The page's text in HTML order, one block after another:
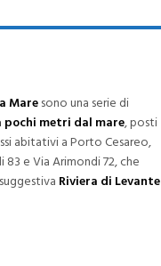
Maresono una serie di
pochi metri dal mare, posti
abitativi a Porto Cesareo,
83 e Via Arimondi 72, che
Riviera di Levante